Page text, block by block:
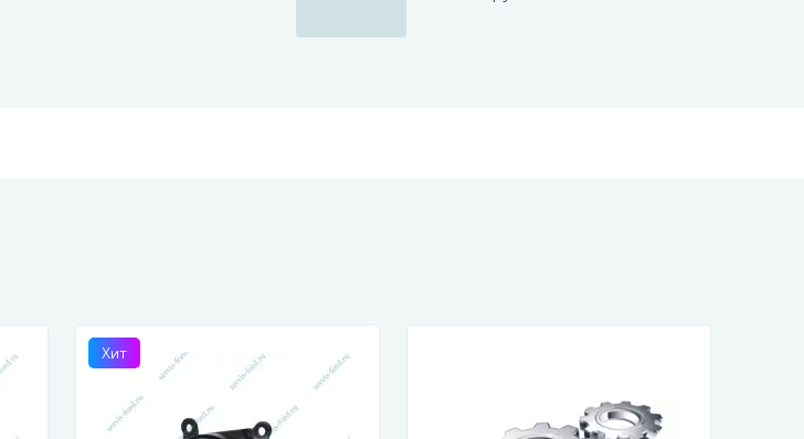
Хит